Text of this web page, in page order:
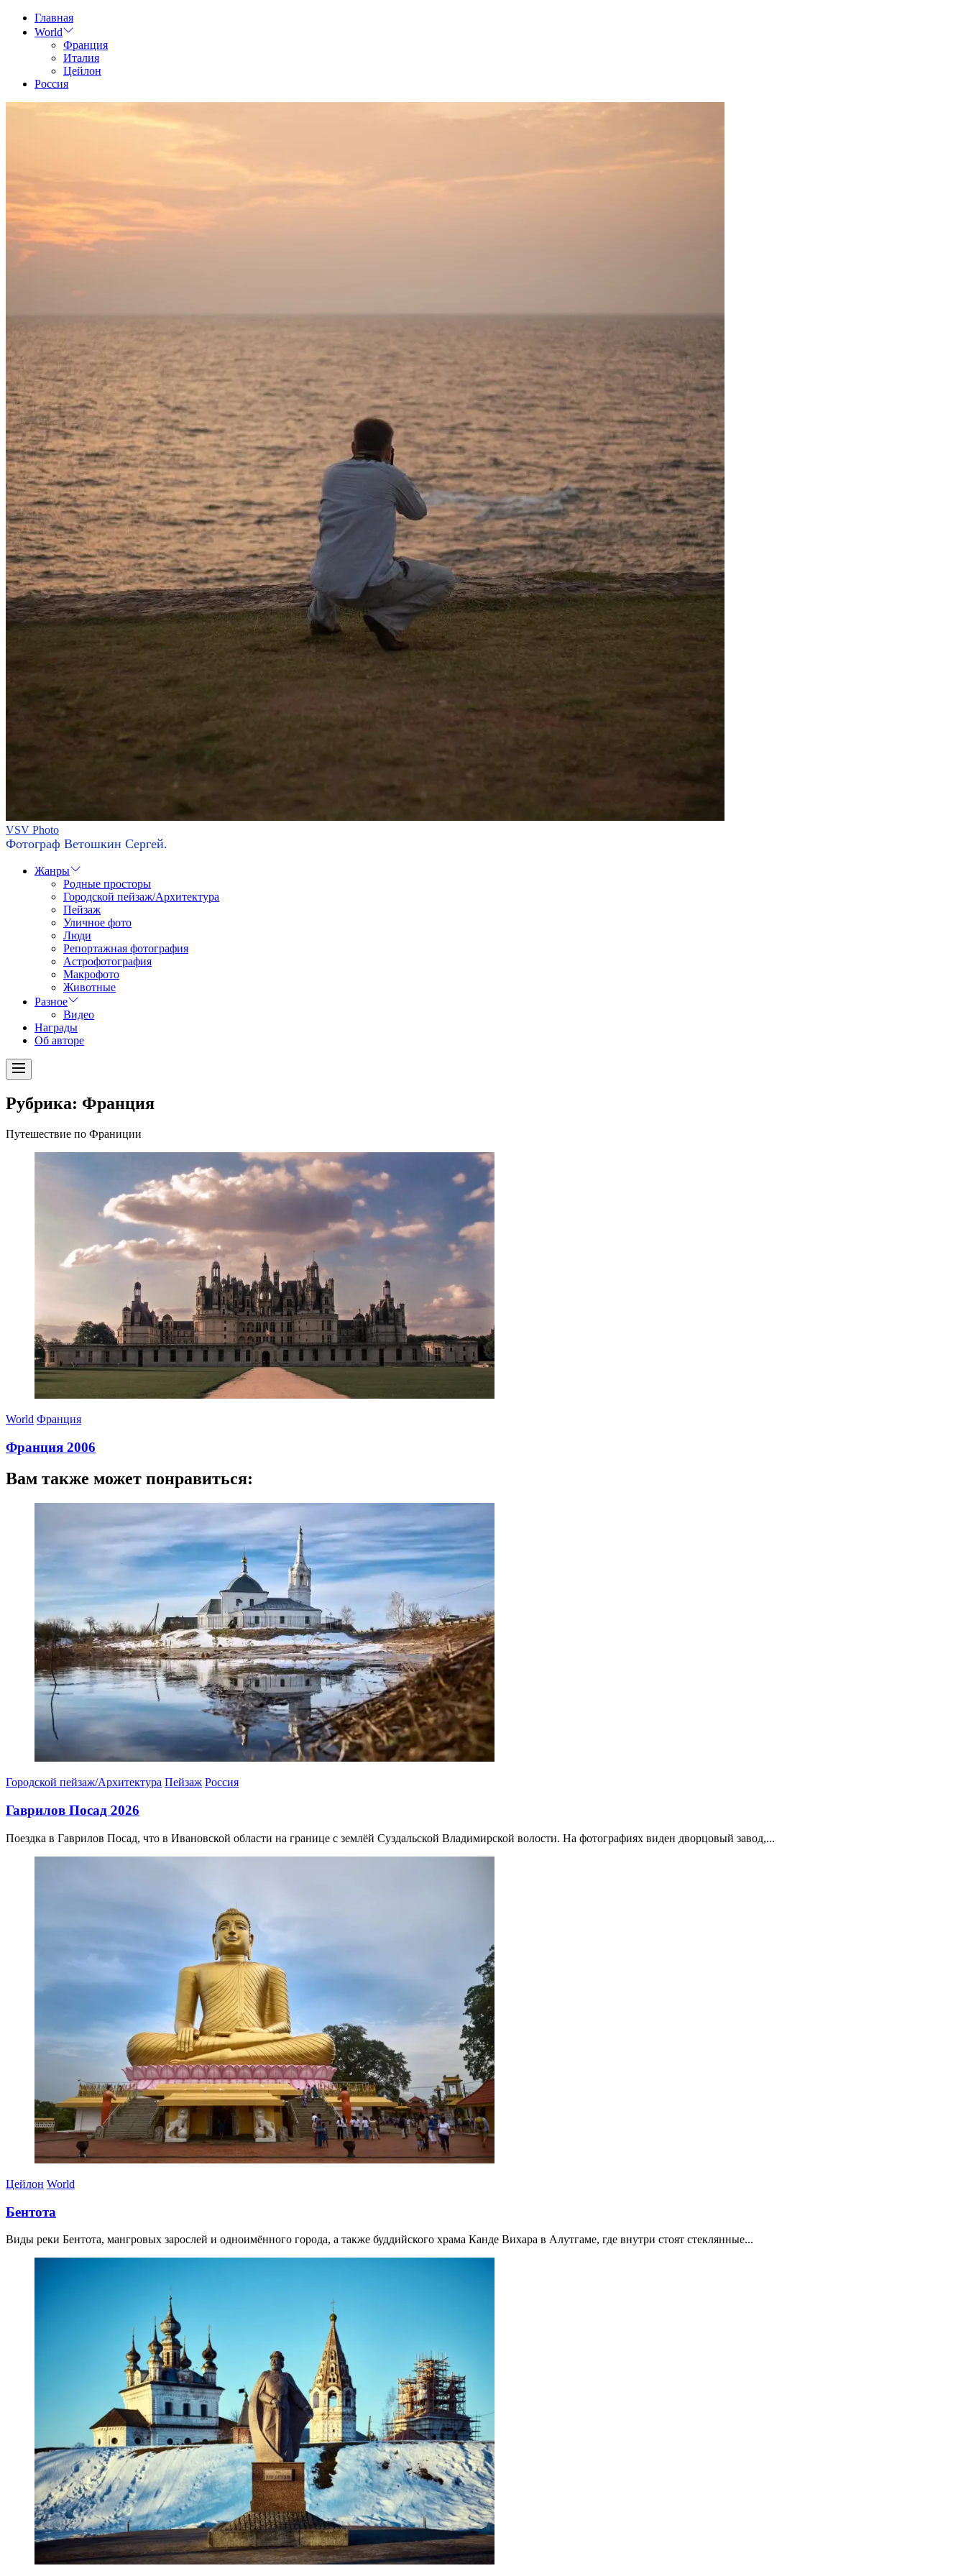
Skip
Главная
World
Франция
Италия
Цейлон
Россия
VSV Photo
Фотограф Ветошкин Сергей.
Жанры
Родные просторы
Городской пейзаж/Архитектура
Пейзаж
Уличное фото
Люди
Репортажная фотография
Астрофотография
Макрофото
Животные
Разное
Видео
Награды
Об авторе
Menu
Рубрика: Франция
Путешествие по Франиции
World Франция
Франция 2006
30.09.2024
Вам также может понравиться:
Городской пейзаж/Архитектура Пейзаж Россия
Гаврилов Посад 2026
Поездка в Гаврилов Посад, что в Ивановской области на границе с землёй Суздальской Владимирской волости. На фотографиях виден дворцовый завод,...
Цейлон World
Бентота
Виды реки Бентота, мангровых зарослей и одноимённого города, а также буддийского храма Канде Вихара в Алутгаме, где внутри стоят стеклянные...